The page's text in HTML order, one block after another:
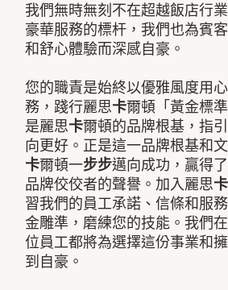
我們無時無刻不在超越飯店行
豪華服務的標杆，我們也為賓
和舒心體驗而深感自豪。
您的職責是始終以優雅風度用
務，踐行麗思卡爾頓「黃金標
是麗思卡爾頓的品牌根基，指
向更好。正是這一品牌根基和
卡爾頓一步步邁向成功，贏得
品牌佼佼者的聲譽。加入麗思卡
習我們的員工承諾、信條和服
金雕準，磨練您的技能。我們
位員工都將為選擇這份事業和
到自豪。